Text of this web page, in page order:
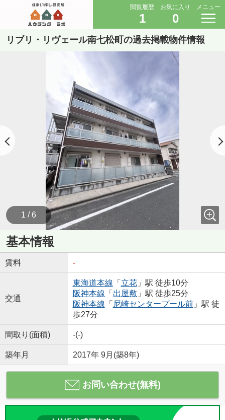
閲覧履歴
1
お気に入り
0
メニュー
リブリ・リヴェール南七松町の過去掲載物件情報
1 / 6
基本情報
賃料 -
交通
東海道本線 「 立花」駅 徒歩10分
阪神本線 「 出屋敷 」駅 徒歩25分
阪神本線 「 尼崎センタープール前」駅 徒
歩27分
間取り(面積) -(-)
築年月 2017年 9月(築8年)
お問い合わせ(無料)